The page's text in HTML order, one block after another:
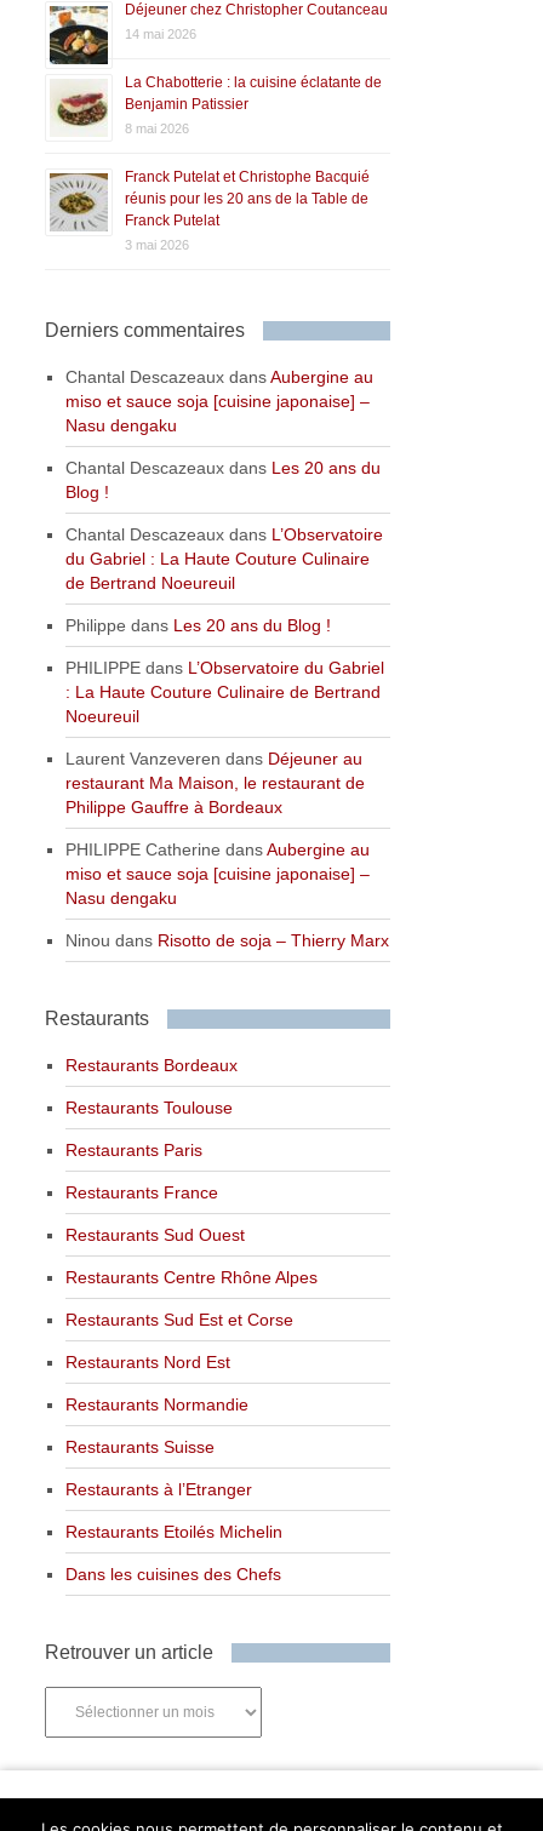
Déjeuner chez Christopher Coutanceau
14 mai 2026
La Chabotterie : la cuisine éclatante de
Benjamin Patissier
8 mai 2026
Franck Putelat et Christophe Bacquié
réunis pour les 20 ans de la Table de
Franck Putelat
3 mai 2026
Derniers commentaires
Chantal Descazeaux dansAubergine au
miso et sauce soja [cuisine japonaise] –
Nasu dengaku
Chantal Descazeaux dans Les 20 ans du
Blog !
Chantal Descazeaux dans L’Observatoire
du Gabriel : La Haute Couture Culinaire
de Bertrand Noeureuil
Philippe dans Les 20 ans du Blog !
PHILIPPE dans L’Observatoire du Gabriel
: La Haute Couture Culinaire de Bertrand
Noeureuil
Laurent Vanzeveren dans Déjeuner au
restaurant Ma Maison, le restaurant de
Philippe Gauffre à Bordeaux
PHILIPPE Catherine dansAubergine au
miso et sauce soja [cuisine japonaise] –
Nasu dengaku
Ninou dans Risotto de soja – Thierry Marx
Restaurants
Restaurants Bordeaux
Restaurants Toulouse
Restaurants Paris
Restaurants France
Restaurants Sud Ouest
Restaurants Centre Rhône Alpes
Restaurants Sud Est et Corse
Restaurants Nord Est
Restaurants Normandie
Restaurants Suisse
Restaurants à l’Etranger
Restaurants Etoilés Michelin
Dans les cuisines des Chefs
Retrouver un article